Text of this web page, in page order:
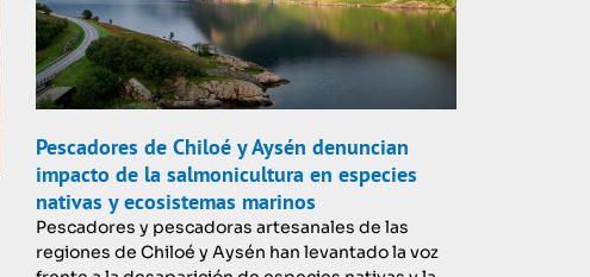
Pescadores de Chiloé y Aysén denuncian
impacto de la salmonicultura en especies
nativas y ecosistemas marinos
Pescadores y pescadoras artesanales de las
regiones de Chiloé y Aysén han levantado la voz